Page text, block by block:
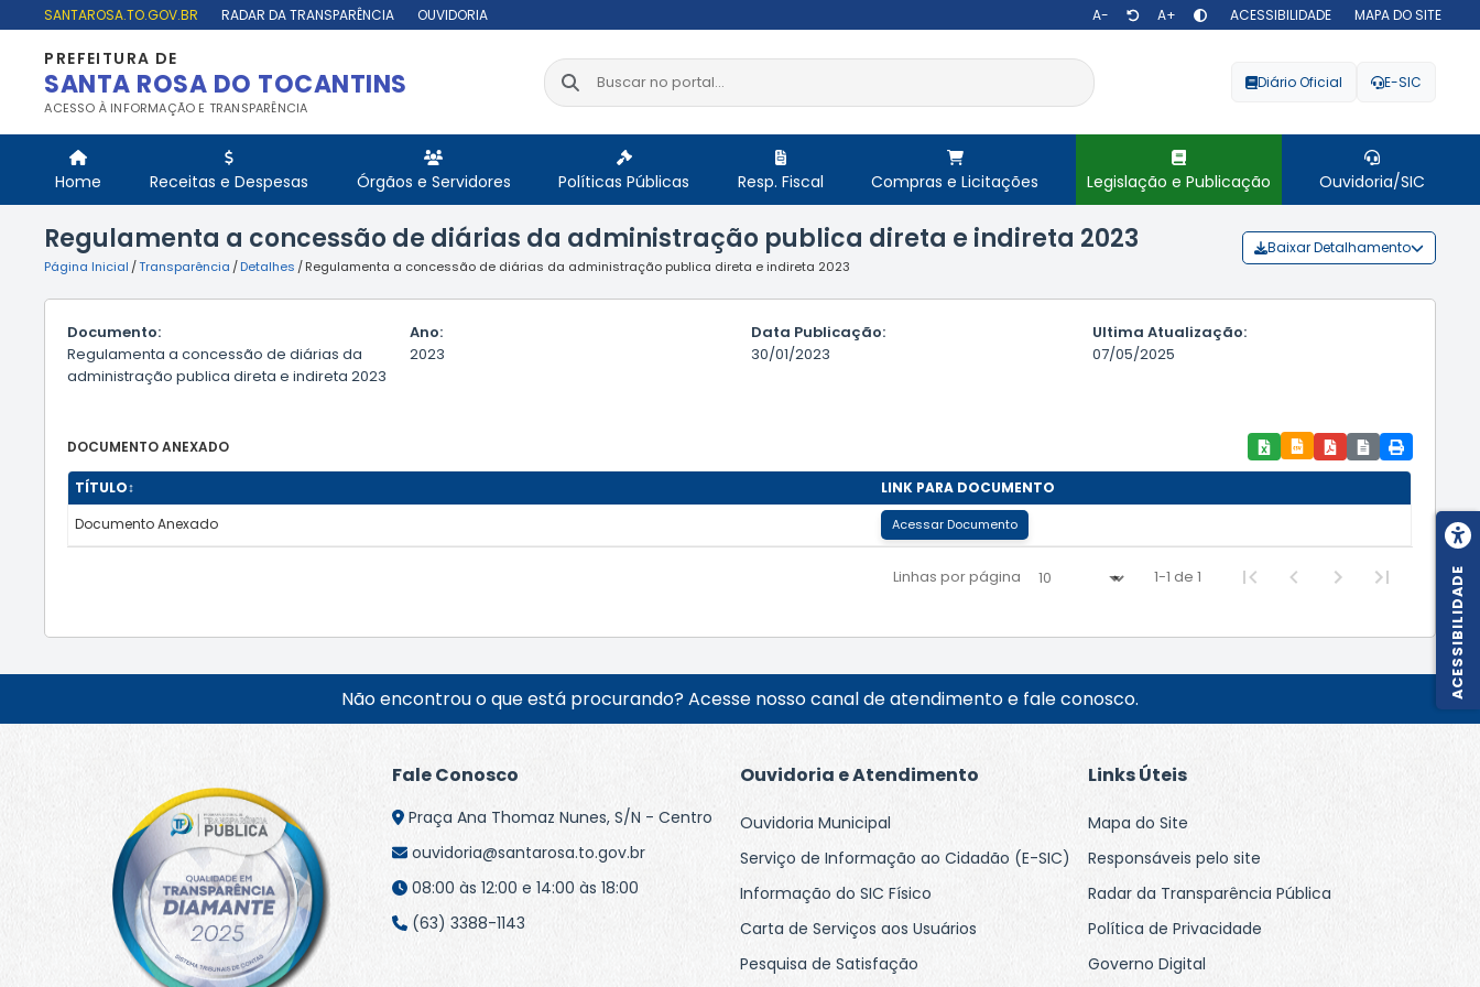
SANTAROSA.TO.GOV.BR RADAR DA TRANSPARÊNCIA OUVIDORIA A- A+ ACESSIBILIDADE MAPA DO SITE
ACESSIBILIDADE
PREFEITURA DE
SANTA ROSA DO TOCANTINS
ACESSO À INFORMAÇÃO E TRANSPARÊNCIA
Diário Oficial E-SIC
Home Receitas e Despesas Órgãos e Servidores Políticas Públicas Resp. Fiscal Compras e Licitações Legislação e Publicação Ouvidoria/SIC
Regulamenta a concessão de diárias da administração publica direta e indireta 2023
Página Inicial /Transparência /Detalhes /Regulamenta a concessão de diárias da administração publica direta e indireta 2023
Baixar Detalhamento
Documento:
Regulamenta a concessão de diárias da
administração publica direta e indireta 2023
Ano:
2023
Data Publicação:
30/01/2023
Ultima Atualização:
07/05/2025
DOCUMENTO ANEXADO
TÍTULO↕
LINK PARA DOCUMENTO
Documento Anexado
Acessar Documento
Linhas por página 1-1 de 1
Não encontrou o que está procurando? Acesse nosso canal de atendimento e fale conosco.
Fale Conosco
Praça Ana Thomaz Nunes, S/N - Centro
ouvidoria@santarosa.to.gov.br
08:00 às 12:00 e 14:00 às 18:00
(63) 3388-1143
Ouvidoria e Atendimento
Ouvidoria Municipal
Serviço de Informação ao Cidadão (E-SIC)
Informação do SIC Físico
Carta de Serviços aos Usuários
Pesquisa de Satisfação
Links Úteis
Mapa do Site
Responsáveis pelo site
Radar da Transparência Pública
Política de Privacidade
Governo Digital